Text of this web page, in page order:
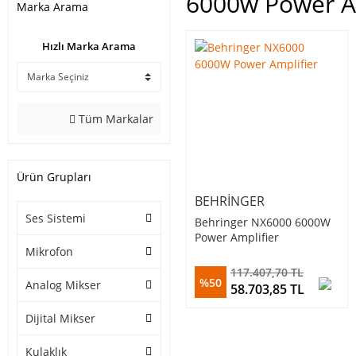
Marka Arama
Hızlı Marka Arama
Tüm Markalar
Ürün Grupları
Ses Sistemi
Mikrofon
Analog Mikser
Dijital Mikser
Kulaklık
BEHRINGER
Behringer NX6000 6000W
Power Amplifier
%50
117.407,70 TL
58.703,85 TL